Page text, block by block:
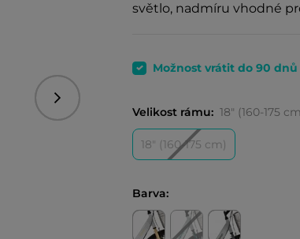
světlo, nadmíru vhodné
Následující
Možnost vrátit do 90 dnů
Velikost rámu: 18" (160-175
18" (160-175 cm)
Barva: